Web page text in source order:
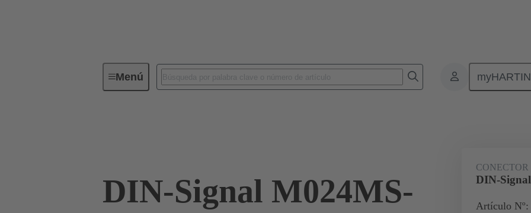
MenúConectividad de dispositivos Conectores de placa a placa de
DIN-Signal M024MS-
DIN-
Artículo Nº: